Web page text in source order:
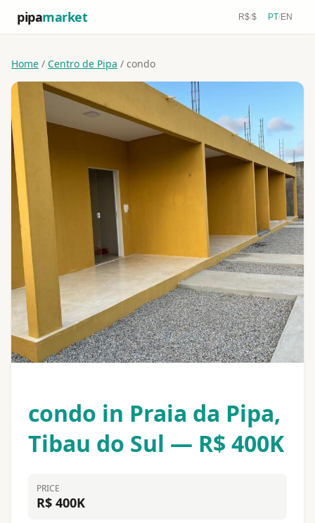
pipamarket R$/$ PT/EN
Home / Centro de Pipa / condo
condo in Praia da Pipa,
Tibau do Sul — R$ 400K
PRICE
R$ 400K